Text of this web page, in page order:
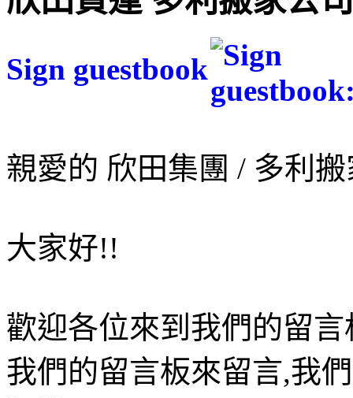
Sign guestbook
親愛的 欣田集團 / 多利
大家好!!
歡迎各位來到我們的留
我們的留言板來留言,我